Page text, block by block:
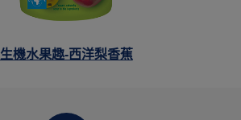
生機水果趣-西洋梨香蕉